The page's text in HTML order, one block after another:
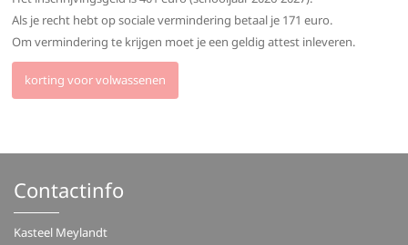
Als je recht hebt op sociale vermindering betaal je 171 euro.
Om vermindering te krijgen moet je een geldig attest inleveren.
korting voor volwassenen
Contactinfo
Kasteel Meylandt